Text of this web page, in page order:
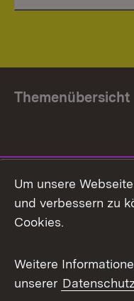
Themenübersicht
Facebook
X / Twitter
Youtube
Um unsere
und verbessern zu
Cookies.
Weitere
unserer